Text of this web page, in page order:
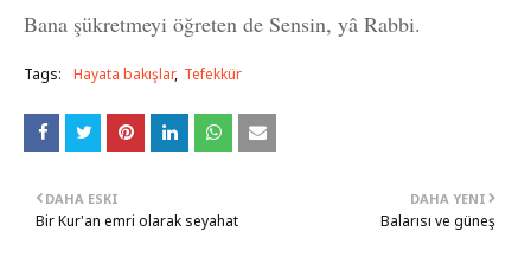
Bana şükretmeyi öğreten de Sensin, yâ Rabbi.
Tags: Hayata bakışlar Tefekkür
DAHA YENI
Balarısı ve güneş
DAHA ESKI
Bir Kur'an emri olarak seyahat